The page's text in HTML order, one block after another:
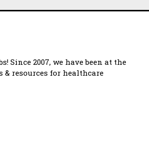
Since 2007, we have been at the
& resources for healthcare